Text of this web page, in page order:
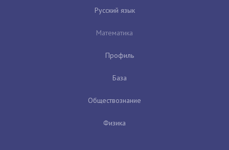
Русский язык
Математика
Профиль
База
Обществознание
Физика